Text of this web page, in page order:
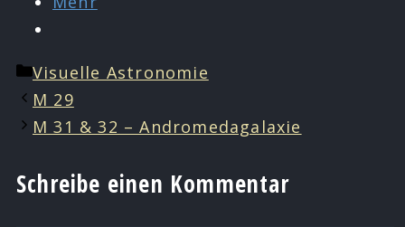
Kategorien
Visuelle Astronomie
M 29
M 31 & 32 – Andromedagalaxie
Schreibe einen Kommentar